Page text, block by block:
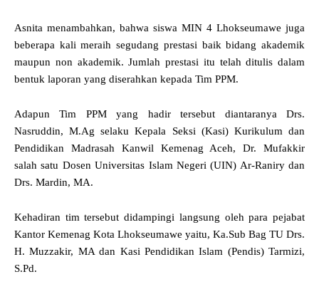
Asnita menambahkan, bahwa siswa MIN 4 Lhokseumawe juga
beberapa kali meraih segudang prestasi baik bidang akademik
maupun non akademik. Jumlah prestasi itu telah ditulis dalam
bentuk laporan yang diserahkan kepada Tim PPM.
Adapun Tim PPM yang hadir tersebut diantaranya Drs.
Nasruddin, M.Ag selaku Kepala Seksi (Kasi) Kurikulum dan
Pendidikan Madrasah Kanwil Kemenag Aceh, Dr. Mufakkir
salah satu Dosen Universitas Islam Negeri (UIN) Ar-Raniry dan
Drs. Mardin, MA.
Kehadiran tim tersebut didampingi langsung oleh para pejabat
Kantor Kemenag Kota Lhokseumawe yaitu, Ka.Sub Bag TU Drs.
H. Muzzakir, MA dan Kasi Pendidikan Islam (Pendis) Tarmizi,
S.Pd.